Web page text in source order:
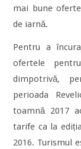
mai bune
de iarnă.
Pentru a
ofertele
dimpotrivă,
perioada
toamnă 2017
tarife ca la
2016. Turismul